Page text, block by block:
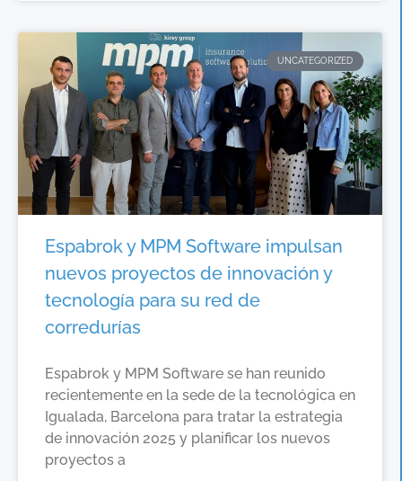
UNCATEGORIZED
Espabrok y MPM Software impulsan
nuevos proyectos de innovación y
tecnología para su red de
corredurías
Espabrok y MPM Software se han reunido
recientemente en la sede de la tecnológica en
Igualada, Barcelona para tratar la estrategia
de innovación 2025 y planificar los nuevos
proyectos a